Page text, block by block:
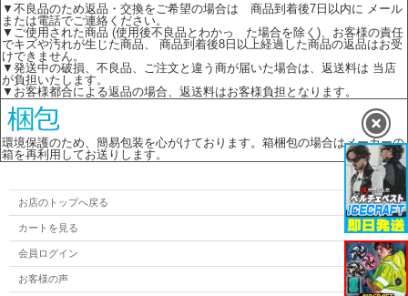
▼不良品のため返品・交換をご希望の場合は 商品到着後7日以内に メール
または電話でご連絡ください。
▼ご使用された商品 (使用後不良品とわかっ た場合を除く)、お客様の責任
でキズや汚れが生じた商品、 商品到着後8日以上経過した商品の返品はお受
けできません。
▼発送中の破損、不良品、ご注文と違う商が届いた場合は、返送料は 当店
が負担いたします。
▼お客様都合による返品の場合、返送料はお客様負担となります。
環境保護のため、簡易包装を心がけております。箱梱包の場合はメーカーの
箱を再利用してお送りします。
お店のトップへ戻る
カートを見る
会員ログイン
お客様の声